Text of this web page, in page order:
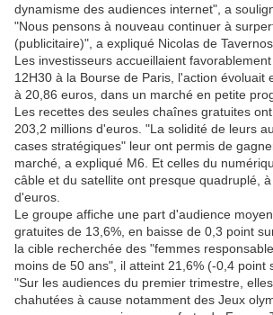
dynamisme des audiences internet", a
"Nous pensons à nouveau continuer à
(publicitaire)", a expliqué Nicolas de
Les investisseurs accueillaient
12H30 à la Bourse de Paris, l'action évoluait
à 20,86 euros, dans un marché en petite
Les recettes des seules chaînes gratuites
203,2 millions d'euros. "La solidité de leurs
cases stratégiques" leur ont permis de
marché, a expliqué M6. Et celles du
câble et du satellite ont presque quadruplé,
d'euros.
Le groupe affiche une part d'audience
gratuites de 13,6%, en baisse de 0,3 point
la cible recherchée des "femmes
moins de 50 ans", il atteint 21,6% (-0,4 point
"Sur les audiences du premier trimestre,
chahutées à cause notamment des Jeux